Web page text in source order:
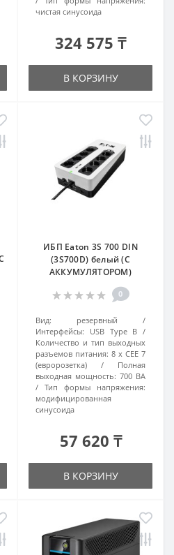
чистая синусоида
324 575 ₸
В КОРЗИНУ
ИБП Eaton 3S 700 DIN
(3S700D) белый (С
АККУМУЛЯТОРОМ)
0
Вид:
резервный
Интерфейсы:
USB Type B
Количество и тип выходных
разъемов питания: 8 х CEE 7
(евророзетка)
Полная
выходная мощность: 700 ВА
Тип формы напряжения:
модифицированная
синусоида
57 620 ₸
В КОРЗИНУ